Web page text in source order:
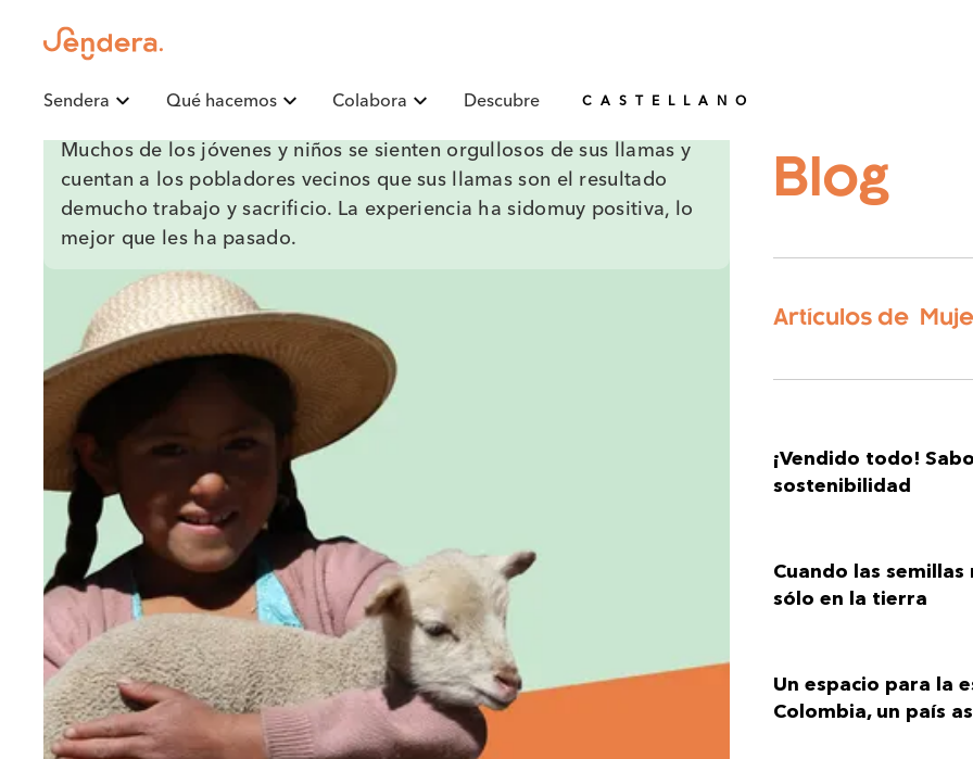
Sendera Qué hacemos Colabora Descubre CASTELLANO
Muchos de los jóvenes y niños se sienten orgullosos de sus llamas y
cuentan a los pobladores vecinos que sus llamas son el resultado
demucho trabajo y sacrificio. La experiencia ha sidomuy positiva, lo
mejor que les ha pasado.
Blog
Artículos de
¡Vendido todo!
sostenibilidad
Cuando las semillas
sólo en la tierra
Un espacio para la
Colombia, un país